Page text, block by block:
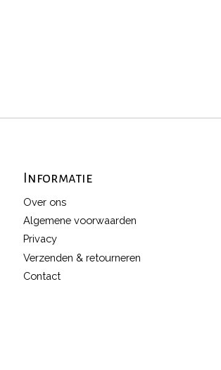
Informatie
Over ons
Algemene voorwaarden
Privacy
Verzenden & retourneren
Contact